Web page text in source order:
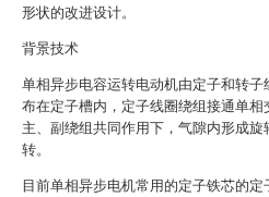
形状的改进设计。
背景技术
单相异步电容运转电动机由定子和转子
布在定子槽内，定子线圈绕组接通单相
主、副绕组共同作用下，气隙内形成旋
转。
目前单相异步电机常用的定子铁芯的定